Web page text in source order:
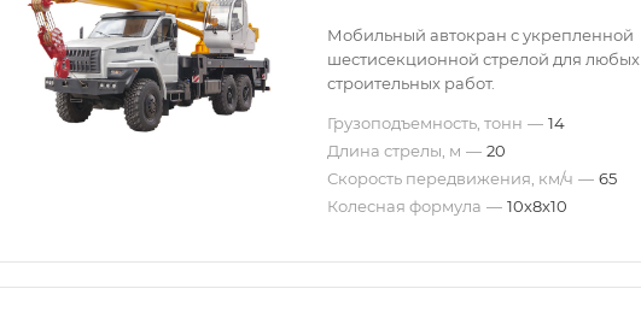
Мобильный автокран с укрепленной
шестисекционной стрелой для любых
строительных работ.
Грузоподъемность, тонн — 14
Длина стрелы, м — 20
Скорость передвижения, км/ч — 65
Колесная формула — 10х8х10